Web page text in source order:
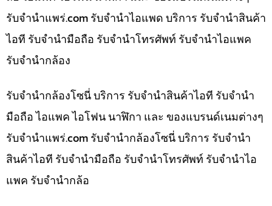
รับจํานําแพร่.com รับจำนำไอแพด บริการ รับจำนำสินค้า
ไอที รับจำนำมือถือ รับจำนำโทรศัพท์ รับจำนำไอแพค
รับจำนำกล้อง
รับจำนำกล้องโซนี่ บริการ รับจำนำสินค้าไอที รับจำนำ
มือถือ ไอแพค ไอโฟน นาฬิกา และ ของแบรนด์เนมต่างๆ
รับจํานําแพร่.com รับจำนำกล้องโซนี่ บริการ รับจำนำ
สินค้าไอที รับจำนำมือถือ รับจำนำโทรศัพท์ รับจำนำไอ
แพค รับจำนำกล้อ